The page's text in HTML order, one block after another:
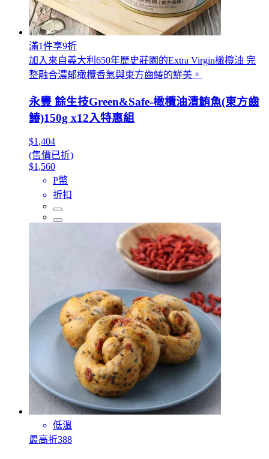
滿1件享9折
加入來自義大利650年歷史莊園的Extra Virgin橄欖油 完
整融合濃郁橄欖香氣與東方齒鰆的鮮美。
永豐 餘生技Green&Safe-橄欖油漬鮪魚(東方齒
鰆)150g x12入特惠組
$1,404
(售價已折)
$1,560
P幣
折扣
低溫
最高折388